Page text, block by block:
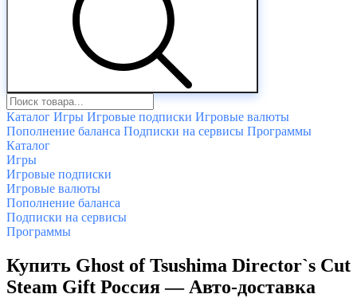
Каталог Игры Игровые подписки Игровые валюты
Пополнение баланса Подписки на сервисы Программы
Каталог
Игры
Игровые подписки
Игровые валюты
Пополнение баланса
Подписки на сервисы
Программы
Купить Ghost of Tsushima Director`s Cut
Steam Gift Россия — Авто-доставка